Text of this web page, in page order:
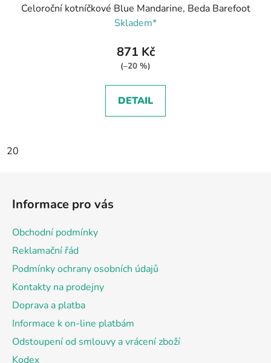
Celoroční kotníčkové Blue Mandarine, Beda Barefoot
Skladem*
871 Kč
(–20 %)
DETAIL
20
Informace pro vás
Obchodní podmínky
Reklamační řád
Podmínky ochrany osobních údajů
Kontakty na prodejny
Doprava a platba
Informace k on-line platbám
Odstoupení od smlouvy a vrácení zboží
Kodex